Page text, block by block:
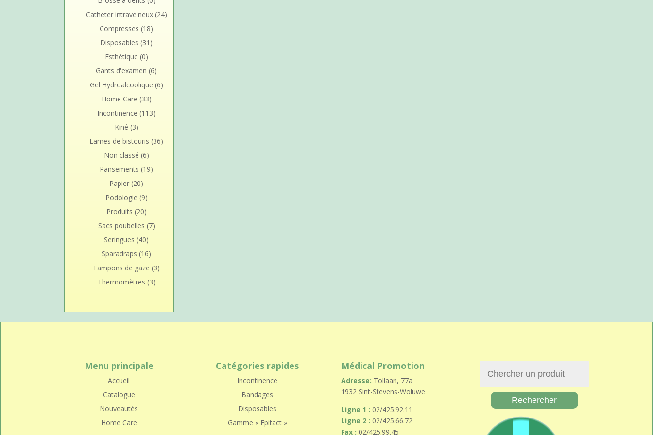
Catheter intraveineux (24)
Compresses (18)
Disposables (31)
Esthétique (0)
Gants d'examen (6)
Gel Hydroalcoolique (6)
Home Care (33)
Incontinence (113)
Kiné (3)
Lames de bistouris (36)
Non classé (6)
Pansements (19)
Papier (20)
Podologie (9)
Produits (20)
Sacs poubelles (7)
Seringues (40)
Sparadraps (16)
Tampons de gaze (3)
Thermomètres (3)
Menu principale
Accueil
Catalogue
Nouveautés
Home Care
Catégories rapides
Incontinence
Bandages
Disposables
Gamme « Epitact »
Médical Promotion
Adresse: Tollaan, 77a
1932 Sint-Stevens-Woluwe
Ligne 1 : 02/425.92.11
Ligne 2 : 02/425.66.72
Fax : 02/425.99.45